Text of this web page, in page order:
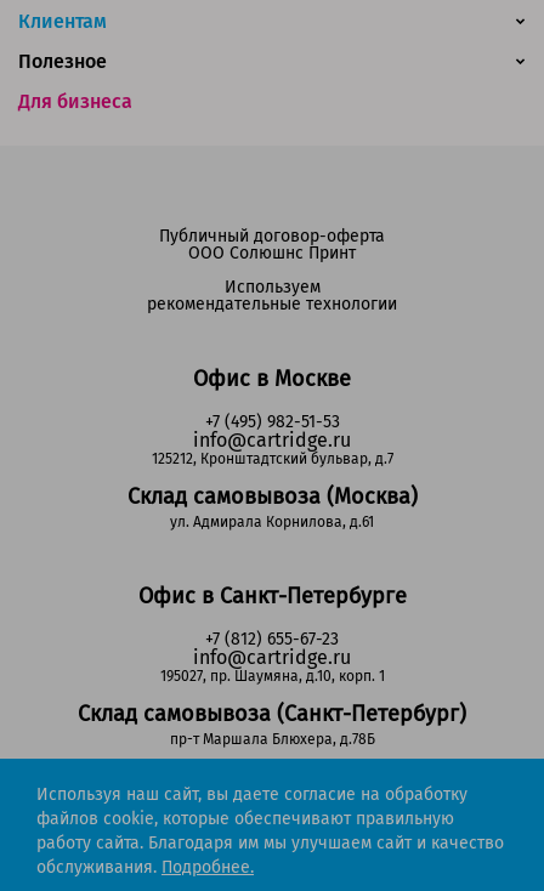
Клиентам
Для бизнеса
Полезное
Офис в Москве
+7 (495) 982-51-53
info@cartridge.ru
125212, Кронштадтский бульвар, д.7
Склад самовывоза (Москва)
ул. Адмирала Корнилова, д.61
Офис в Санкт-Петербурге
+7 (812) 655-67-23
info@cartridge.ru
195027, пр. Шаумяна, д.10, корп. 1
Склад самовывоза (Санкт-Петербург)
пр-т Маршала Блюхера, д.78Б
Регионы РФ
8-800-302-51-53
(звонок бесплатный)
Публичный договор-оферта
ООО Солюшнс Принт
Используем
рекомендательные технологии
Используя наш сайт, вы даете согласие на обработку
файлов cookie, которые обеспечивают правильную
работу сайта. Благодаря им мы улучшаем сайт и качество
обслуживания. Подробнее.